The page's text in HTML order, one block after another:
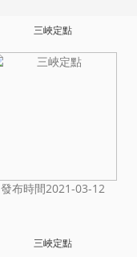
三峽定點
發布時間2021-03-12
三峽定點